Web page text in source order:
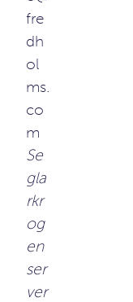
fre
dh
ol
ms.
co
m
Se
gla
rkr
og
en
ser
ver